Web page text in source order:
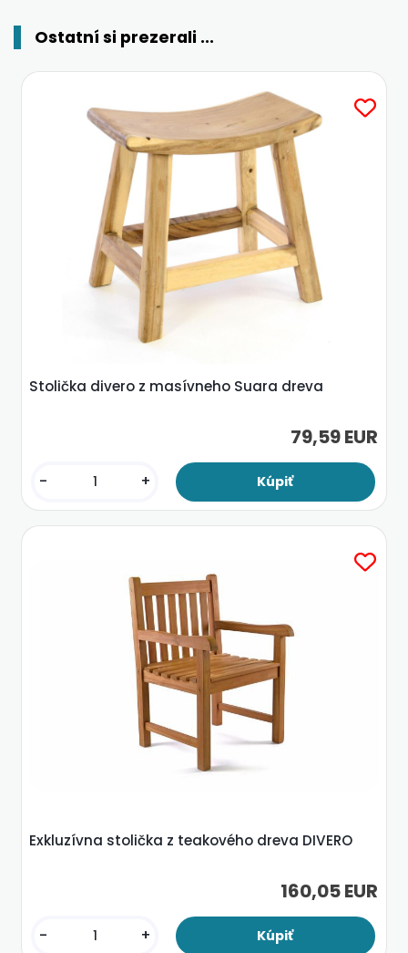
Ostatní si prezerali ...
Stolička divero z masívneho Suara dreva
79,59 EUR
- +
Exkluzívna stolička z teakového dreva DIVERO
160,05 EUR
- +